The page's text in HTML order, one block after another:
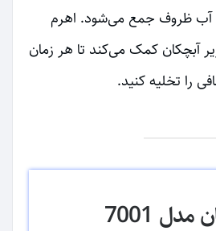
آب ظروف جمع می‌شود. اهرم
آبچکان کمک می‌کند تا هر زمان
را تخلیه کنید.
7001